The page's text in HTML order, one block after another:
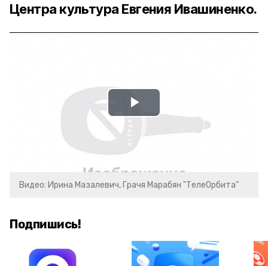
Центра культура Евгения Ивашиненко.
Play
Video
Видео: Ирина Мазалевич, Грачя Марабян "ТелеОрбита"
Подпишись!